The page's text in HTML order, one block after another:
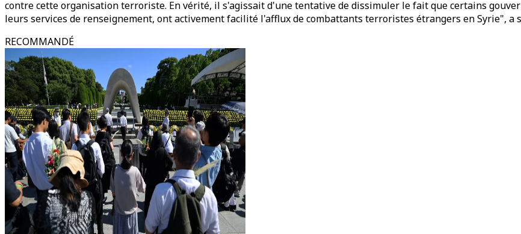
contre cette organisation terroriste. En vérité, il s'agissait d'une tentative de dissimuler le fait que certains
leurs services de renseignement, ont activement facilité l'afflux de combattants terroristes étrangers en Syrie", a
RECOMMANDÉ